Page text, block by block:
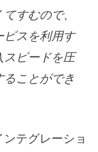
すむので、
ビスを利用す
スピードを圧
ることができ
テグレーショ